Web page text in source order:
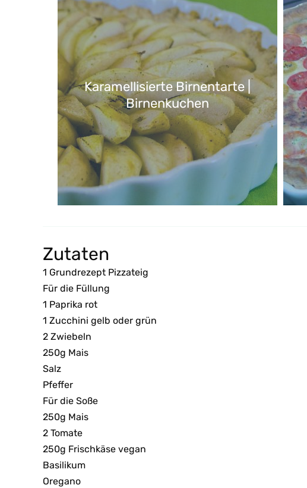
Karamellisierte Birnentarte |
Birnenkuchen
Zutaten
1 Grundrezept Pizzateig
Für die Füllung
1 Paprika rot
1 Zucchini gelb oder grün
2 Zwiebeln
250g Mais
Salz
Pfeffer
Für die Soße
250g Mais
2 Tomate
250g Frischkäse vegan
Basilikum
Oregano